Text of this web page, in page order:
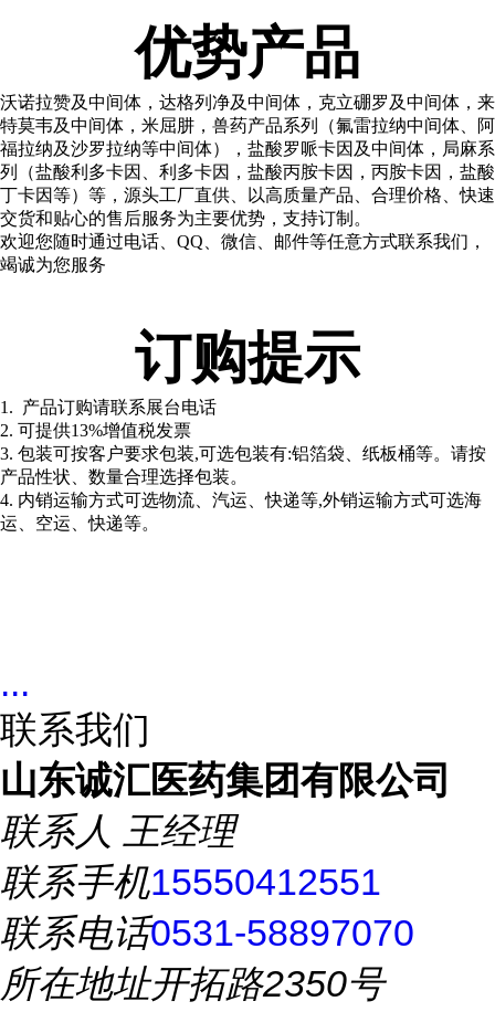
优势产品
沃诺拉赞及中间体，达格列净及中间体，克立硼罗及中间体，来
特莫韦及中间体，米屈肼，兽药产品系列（氟雷拉纳中间体、阿
福拉纳及沙罗拉纳等中间体），盐酸罗哌卡因及中间体，局麻系
列（盐酸利多卡因、利多卡因，盐酸丙胺卡因，丙胺卡因，盐酸
丁卡因等）等，源头工厂直供、以高质量产品、合理价格、快速
交货和贴心的售后服务为主要优势，支持订制。
欢迎您随时通过电话、QQ、微信、邮件等任意方式联系我们，
竭诚为您服务
订购提示
1. 产品订购请联系展台电话
2. 可提供13%增值税发票
3. 包装可按客户要求包装,可选包装有:铝箔袋、纸板桶等。请按
产品性状、数量合理选择包装。
4. 内销运输方式可选物流、汽运、快递等,外销运输方式可选海
运、空运、快递等。
...
联系我们
山东诚汇医药集团有限公司
联系人 王经理
联系手机15550412551
联系电话0531-58897070
所在地址开拓路2350号